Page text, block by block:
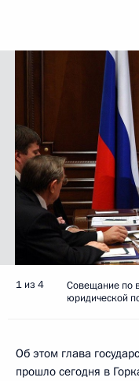
1 из 4
Совещание по
юридической
Об этом глава
прошло сегодня в